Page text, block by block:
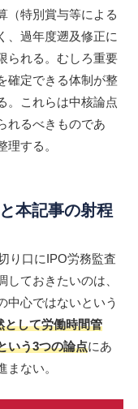
（特別賞与等による
、過年度遡及修正に
られる。むしろ重要
確定できる体制が整
。これらは中核論点
れるべきものであ
する。
本記事の射程
り口にIPO労務監査
ておきたいのは、
中心ではないという
として労働時間管
いう3つの論点にあ
ない。